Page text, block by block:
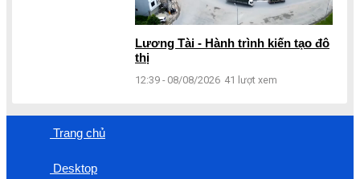
Lương Tài - Hành trình kiến tạo đô
thị
12:39 - 08/08/2026 41 lượt xem
Trang chủ
Desktop